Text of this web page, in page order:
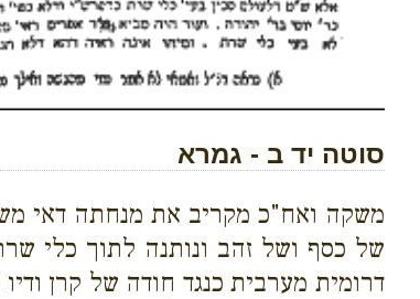
סוטה יד ב - גמרא
משקה ואח"כ מקריב את מנחתה דאי
של כסף ושל זהב ונותנה לתוך כלי
דרומית מערבית כנגד חודה של קרן